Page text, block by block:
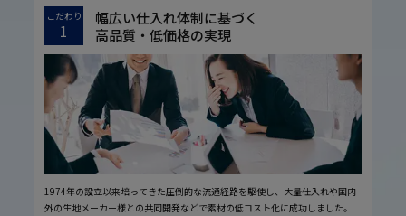
こだわり
1
幅広い仕入れ体制に基づく
高品質・低価格の実現
1974年の設立以来培ってきた圧倒的な流通経路を駆使し、大量仕入れや国内
外の生地メーカー様との共同開発などで素材の低コスト化に成功しました。